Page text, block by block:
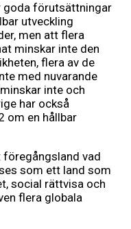
goda förutsättningar
utveckling
men att flera
minskar inte den
flera av de
med nuvarande
inte och
har också
om en hållbar
vad
som ett land som
social rättvisa och
flera globala